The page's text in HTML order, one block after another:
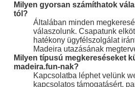
Milyen gyorsan számíthatok
tól?
Általában minden
válaszolunk. Csapatunk
hatékony ügyfélszolgálat
Madeira utazásának
Milyen típusú megkereséseket
madeira.fun-nak?
Kapcsolatba léphet velünk
kapcsolatos támogatásért,